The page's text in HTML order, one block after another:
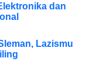
dan
Lazismu